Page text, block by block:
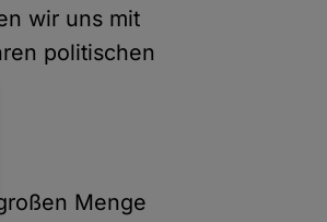
wir uns mit
politischen
Menge